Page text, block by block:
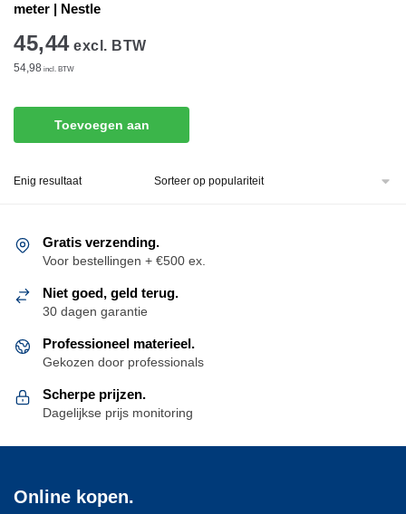
meter | Nestle
45,44excl. BTW
54,98 incl. BTW
Toevoegen aan
Enig resultaat
Gratis verzending.
Voor bestellingen + €500 ex.
Niet goed, geld terug.
30 dagen garantie
Professioneel materieel.
Gekozen door professionals
Scherpe prijzen.
Dagelijkse prijs monitoring
Online kopen.